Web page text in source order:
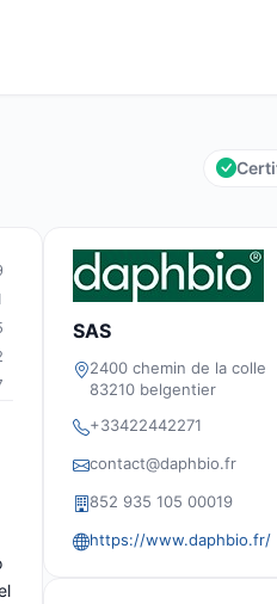
SAS
2400 chemin de la colle
83210 belgentier
+33422442271
contact@daphbio.fr
852 935 105 00019
https://www.daphbio.fr/